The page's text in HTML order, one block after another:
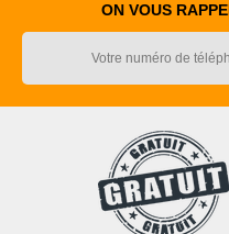
ON VOUS